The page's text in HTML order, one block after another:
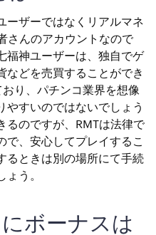
ーザーではなくリアルマネ
さんのアカウントなので
福神ユーザーは、独自でゲ
などを売買することができ
り、パチンコ業界を想像
やすいのではないでしょう
るのですが、RMTは法律で
で、安心してプレイするこ
るときは別の場所にて手続
ょう。
ボーナスは